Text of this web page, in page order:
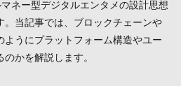
ネー型デジタルエンタメの設計思想
。当記事では、ブロックチェーンや
ようにプラットフォーム構造やユー
かを解説します。